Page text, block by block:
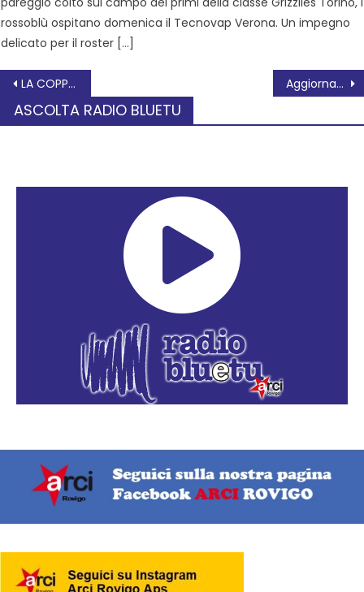
rossoblù ospitano domenica il Tecnovap Verona. Un impegno
delicato per il roster […]
LA COPPA ITALIA E’ DEI ROSSOBLU! Aggiornamento settimanale sulle attività di B.G.Rovigo odv
ASCOLTA RADIO BLUETU